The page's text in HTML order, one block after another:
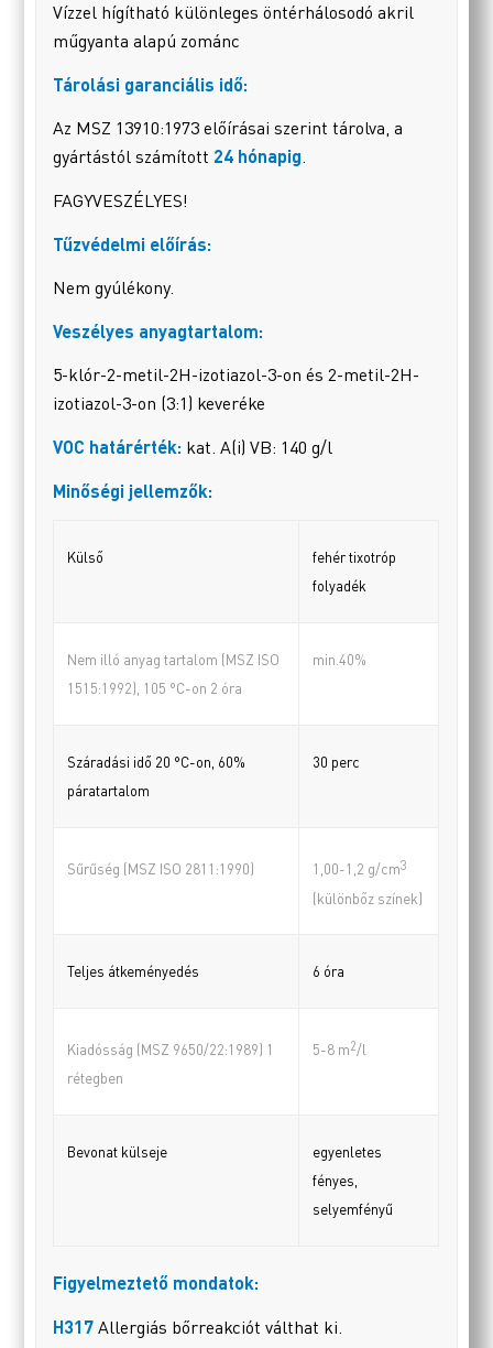
Vízzel hígítható különleges öntérhálosodó akril
műgyanta alapú zománc
Tárolási garanciális idő:
Az MSZ 13910:1973 előírásai szerint tárolva, a
gyártástól számított 24 hónapig.
FAGYVESZÉLYES!
Tűzvédelmi előírás:
Nem gyúlékony.
Veszélyes anyagtartalom:
5-klór-2-metil-2H-izotiazol-3-on és 2-metil-2H-
izotiazol-3-on (3:1) keveréke
VOC határérték: kat. A(i) VB: 140 g/l
Minőségi jellemzők:
Külső
fehér tixotróp
folyadék
Nem illó anyag tartalom (MSZ ISO
1515:1992), 105 °C-on 2 óra
min.40%
Száradási idő 20 °C-on, 60%
páratartalom
30 perc
Sűrűség (MSZ ISO 2811:1990) 1,00-1,2 g/cm3
(különbőz színek)
Teljes átkeményedés 6 óra
Kiadósság (MSZ 9650/22:1989) 1
rétegben
5-8 m2/l
Bevonat külseje
egyenletes
fényes,
selyemfényű
Figyelmeztető mondatok:
H317 Allergiás bőrreakciót válthat ki.